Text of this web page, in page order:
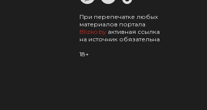
При перепечатке любых
материалов портала
Blizko.by активная ссылка
на источник обязательна
18+